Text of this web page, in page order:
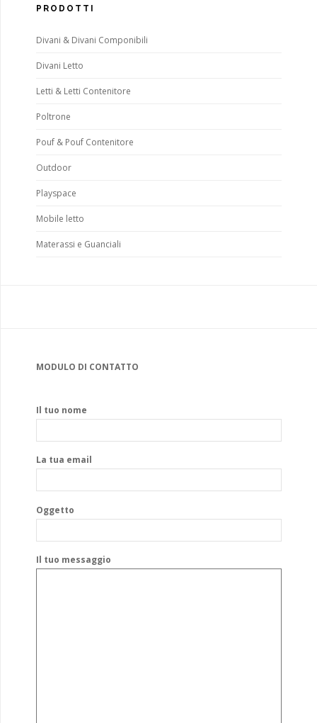
PRODOTTI
Divani & Divani Componibili
Divani Letto
Letti & Letti Contenitore
Poltrone
Pouf & Pouf Contenitore
Outdoor
Playspace
Mobile letto
Materassi e Guanciali
MODULO DI CONTATTO
Il tuo nome
La tua email
Oggetto
Il tuo messaggio